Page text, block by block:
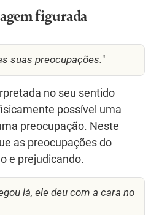
figurada
suas preocupações."
no seu sentido
possível uma
preocupação. Neste
as preocupações do
e prejudicando.
lá, ele deu com a cara no